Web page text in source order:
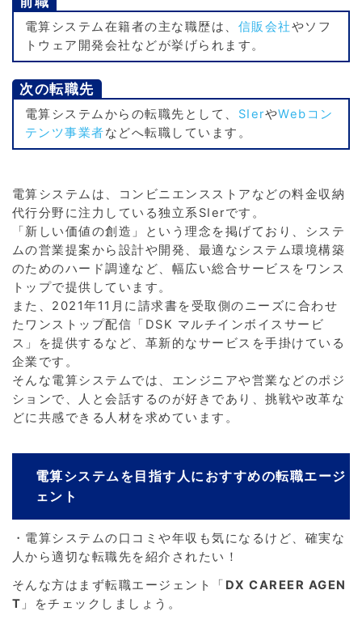
電算システム在籍者の主な職歴は、 信販会社やソフ
トウェア開発会社などが挙げられます。
次の転職先
電算システムからの転職先として、 SIerやWebコン
テンツ事業者などへ転職しています。
電算システムは、コンビニエンスストアなどの料金収納
代行分野に注力している独立系SIerです。
「新しい価値の創造」という理念を掲げており、システ
ムの営業提案から設計や開発、最適なシステム環境構築
のためのハード調達など、幅広い総合サービスをワンス
トップで提供しています。
また、2021年11月に請求書を受取側のニーズに合わせ
たワンストップ配信「DSK マルチインボイスサービ
ス」を提供するなど、革新的なサービスを手掛けている
企業です。
そんな電算システムでは、エンジニアや営業などのポジ
ションで、人と会話するのが好きであり、挑戦や改革な
どに共感できる人材を求めています。
電算システムを目指す人におすすめの転職エージ
ェント
・電算システムの口コミや年収も気になるけど、確実な
人から適切な転職先を紹介されたい！
そんな方はまず転職エージェント「 DX CAREER AGEN
T 」をチェックしましょう。